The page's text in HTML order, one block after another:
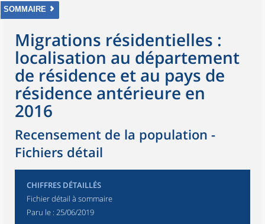
SOMMAIRE
Migrations résidentielles :
localisation au département
de résidence et au pays de
résidence antérieure en
2016
Recensement de la population -
Fichiers détail
CHIFFRES DÉTAILLÉS
Fichier détail à sommaire
Paru le : 25/06/2019